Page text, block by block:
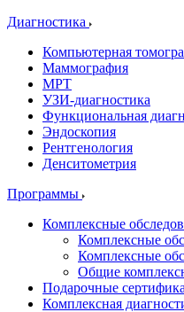
Диагностика
Компьютерная
Маммография
МРТ
УЗИ-диагностика
Функциональная
Эндоскопия
Рентгенология
Денситометрия
Программы
Комплексные
Комплексные
Комплексные
Общие
Подарочные
Комплексная